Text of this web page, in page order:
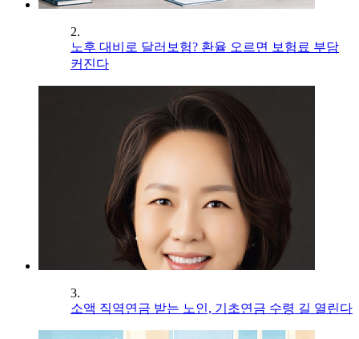
2.
노후 대비로 달러보험? 환율 오르면 보험료 부담
커진다
3.
소액 직역연금 받는 노인, 기초연금 수령 길 열린다